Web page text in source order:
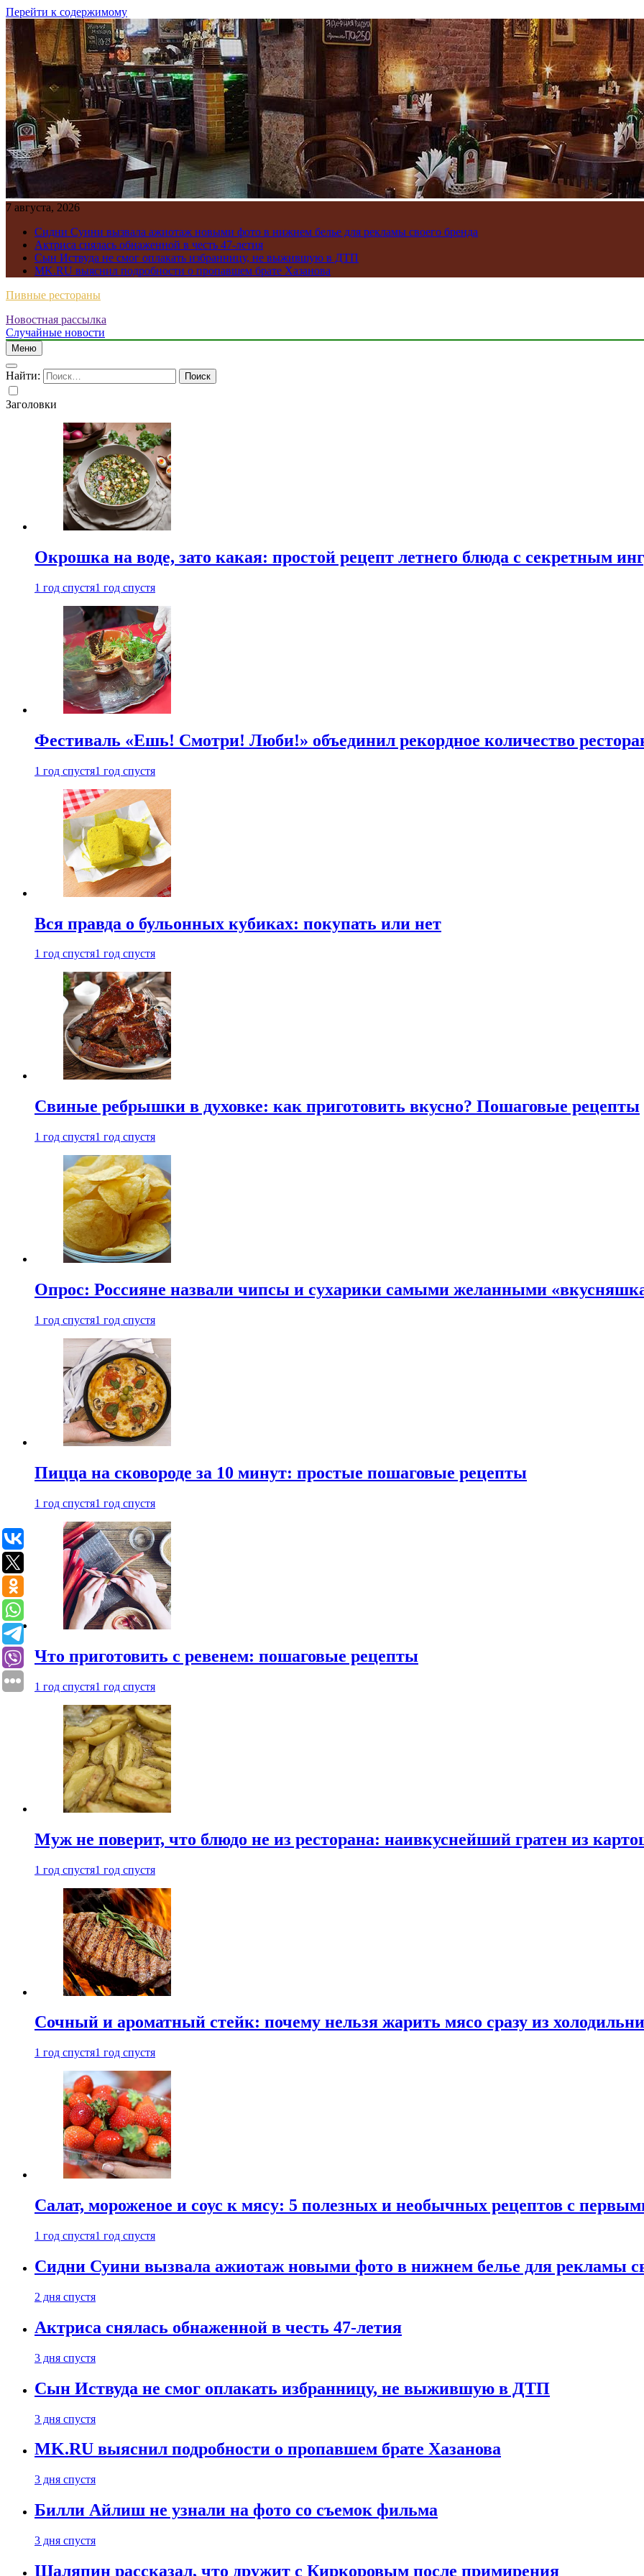
Перейти к содержимому
7 августа, 2026
Сидни Суини вызвала ажиотаж новыми фото в нижнем белье для рекламы своего бренда
Актриса снялась обнаженной в честь 47-летия
Сын Иствуда не смог оплакать избранницу, не выжившую в ДТП
MK.RU выяснил подробности о пропавшем брате Хазанова
Пивные рестораны
Новостная рассылка
Случайные новости
Меню
Найти:
Заголовки
Окрошка на воде, зато какая: простой рецепт летнего блюда с секретным
1 год спустя1 год спустя
Фестиваль «Ешь! Смотри! Люби!» объединил рекордное количество
1 год спустя1 год спустя
Вся правда о бульонных кубиках: покупать или нет
1 год спустя1 год спустя
Свиные ребрышки в духовке: как приготовить вкусно? Пошаговые рецепты
1 год спустя1 год спустя
Опрос: Россияне назвали чипсы и сухарики самыми желанными
1 год спустя1 год спустя
Пицца на сковороде за 10 минут: простые пошаговые рецепты
1 год спустя1 год спустя
Что приготовить с ревенем: пошаговые рецепты
1 год спустя1 год спустя
Муж не поверит, что блюдо не из ресторана: наивкуснейший гратен из
1 год спустя1 год спустя
Сочный и ароматный стейк: почему нельзя жарить мясо сразу из
1 год спустя1 год спустя
Салат, мороженое и соус к мясу: 5 полезных и необычных рецептов с
1 год спустя1 год спустя
Сидни Суини вызвала ажиотаж новыми фото в нижнем белье для рекламы
2 дня спустя
Актриса снялась обнаженной в честь 47-летия
3 дня спустя
Сын Иствуда не смог оплакать избранницу, не выжившую в ДТП
3 дня спустя
MK.RU выяснил подробности о пропавшем брате Хазанова
3 дня спустя
Билли Айлиш не узнали на фото со съемок фильма
3 дня спустя
Шаляпин рассказал, что дружит с Киркоровым после примирения